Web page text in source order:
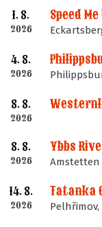
1. 8.
2026
Speed Me
4. 8.
2026
8. 8.
2026
8. 8.
2026 Amstetten
14. 8.
2026 Pelhřimov,